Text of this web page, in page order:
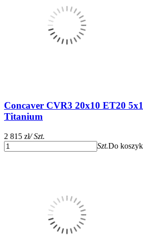
Concaver CVR3 20x10 ET20
Titanium
2 815 zł/ Szt.
Szt.Do